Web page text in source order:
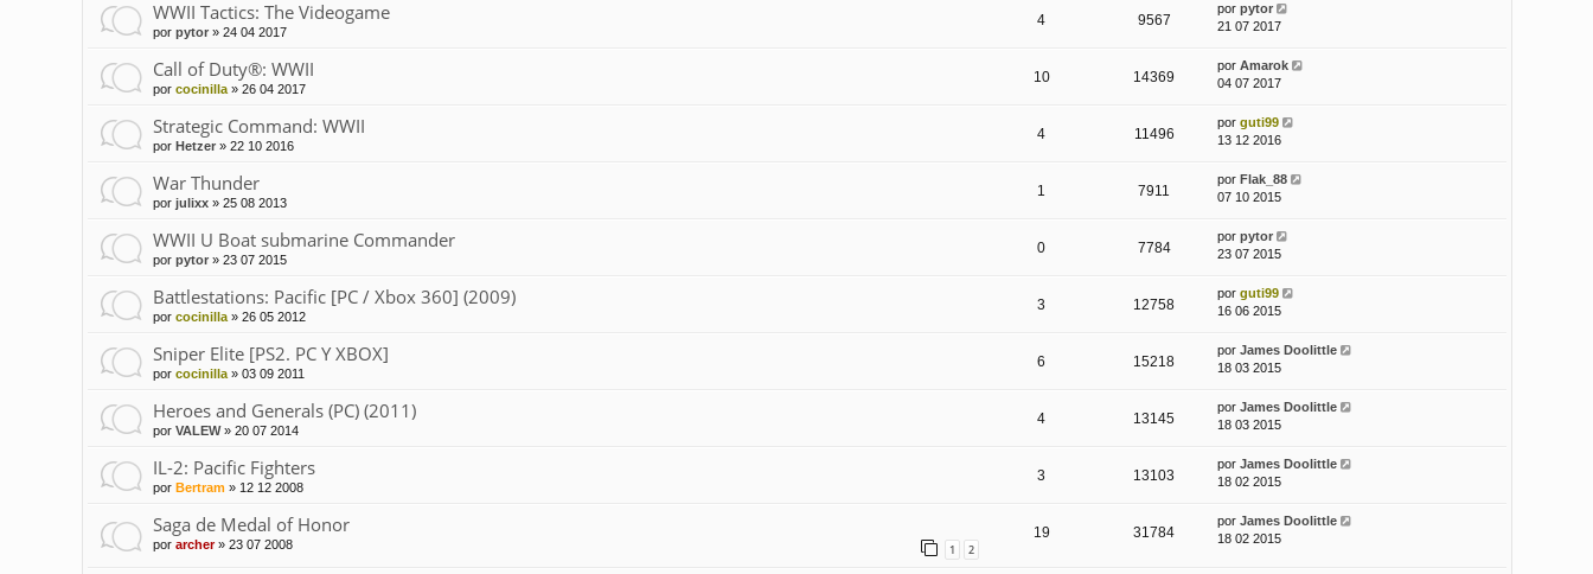
WWII Tactics: The Videogame
por pytor» 24 04 2017
4 9567
por pytor
21 07 2017
Call of Duty®: WWII
por cocinilla» 26 04 2017
10 14369
por Amarok
04 07 2017
Strategic Command: WWII
por Hetzer» 22 10 2016
4 11496
por guti99
13 12 2016
War Thunder
por julixx» 25 08 2013
1 7911
por Flak_88
07 10 2015
WWII U Boat submarine Commander
por pytor» 23 07 2015
0 7784
por pytor
23 07 2015
Battlestations: Pacific [PC / Xbox 360] (2009)
por cocinilla» 26 05 2012
3 12758
por guti99
16 06 2015
Sniper Elite [PS2. PC Y XBOX]
por cocinilla» 03 09 2011
6 15218
por James Doolittle
18 03 2015
Heroes and Generals (PC) (2011)
por VALEW» 20 07 2014
4 13145
por James Doolittle
18 03 2015
IL-2: Pacific Fighters
por Bertram» 12 12 2008
3 13103
por James Doolittle
18 02 2015
Saga de Medal of Honor
por archer» 23 07 2008 1 2
19 31784
por James Doolittle
18 02 2015